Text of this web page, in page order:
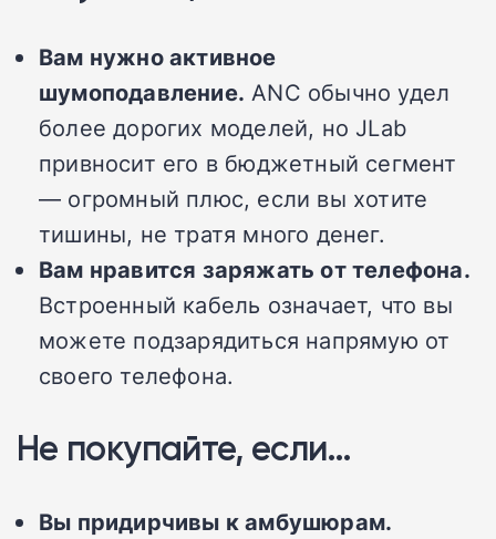
Вам нужно активное
шумоподавление. ANC обычно удел
более дорогих моделей, но JLab
привносит его в бюджетный сегмент
— огромный плюс, если вы хотите
тишины, не тратя много денег.
Вам нравится заряжать от телефона.
Встроенный кабель означает, что вы
можете подзарядиться напрямую от
своего телефона.
Не покупайте, если…
Вы придирчивы к амбушюрам.